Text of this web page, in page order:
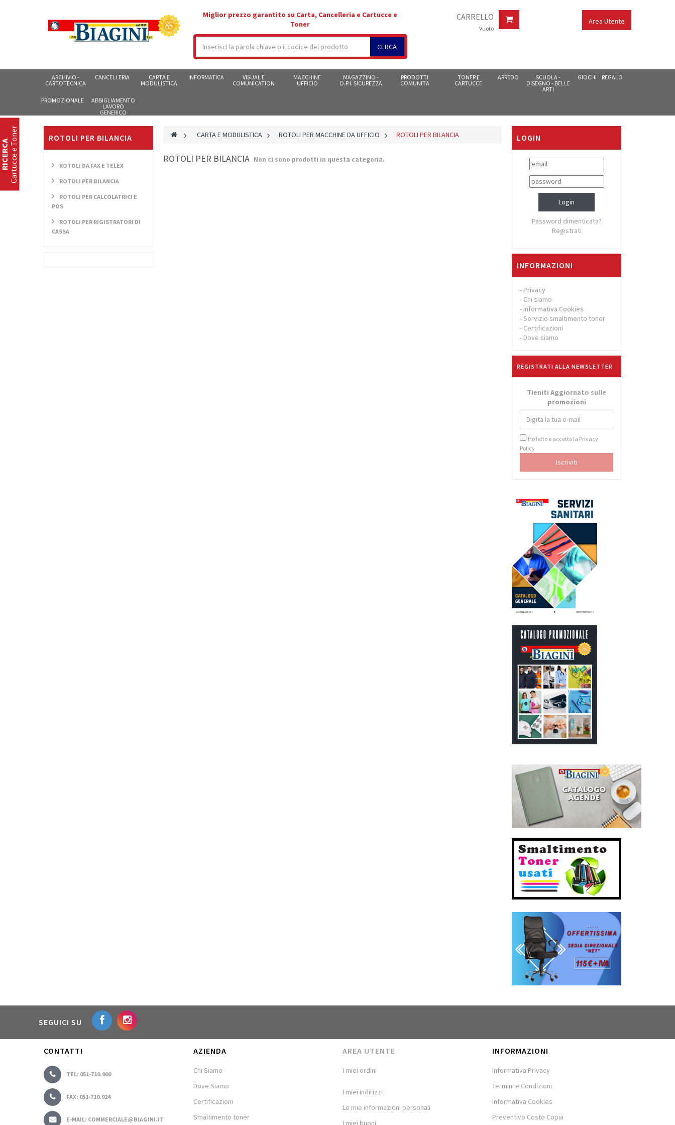
Miglior prezzo garantito su Carta, Cancelleria e Cartucce e
Toner
CERCA
CARRELLO
Vuoto
Area Utente
ARCHIVIO -
CARTOTECNICA
CANCELLERIA
CARTA E
MODULISTICA
INFORMATICA
VISUAL E
COMUNICATION
MACCHINE
UFFICIO
MAGAZZINO -
D.P.I. SICUREZZA
PRODOTTI
COMUNITA
TONER E
CARTUCCE
ARREDO
SCUOLA -
DISEGNO - BELLE
ARTI
GIOCHI REGALO
PROMOZIONALE
ABBIGLIAMENTO
LAVORO
GENERICO
ROTOLI PER BILANCIA
ROTOLI DA FAX E TELEX
ROTOLI PER BILANCIA
ROTOLI PER CALCOLATRICI E
POS
ROTOLI PER RIGISTRATORI DI
CASSA
> CARTA E MODULISTICA > ROTOLI PER MACCHINE DA UFFICIO > ROTOLI PER BILANCIA
ROTOLI PER BILANCIA Non ci sono prodotti in questa categoria.
LOGIN
Password dimenticata?
Registrati
INFORMAZIONI
- Privacy
- Chi siamo
- Informativa Cookies
-Servizio smaltimento toner
- Certificazioni
- Dove siamo
REGISTRATI ALLA NEWSLETTER
Tieniti Aggiornato sulle
promozioni
Ho letto e accetto la Privacy
Policy
Cartucce e Toner
SEGUICI SU
CONTATTI
TEL: 051-710.900
FAX: 051-710.924
E-MAIL: COMMERCIALE@BIAGINI.IT
AZIENDA
Chi Siamo
Dove Siamo
Certificazioni
Smaltimento toner
AREA UTENTE
I miei ordini
I miei indirizzi
Le mie informazioni personali
I miei buoni
INFORMAZIONI
Informativa Privacy
Termini e Condizioni
Informativa Cookies
Preventivo Costo Copia